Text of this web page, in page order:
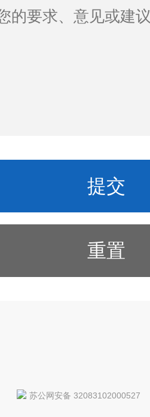
重置
苏公网安备 32083102000527